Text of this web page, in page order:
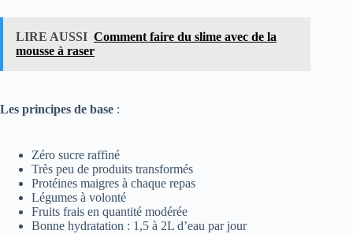
LIRE AUSSI Comment faire du slime avec de la
mousse à raser
Les principes de base :
Zéro sucre raffiné
Très peu de produits transformés
Protéines maigres à chaque repas
Légumes à volonté
Fruits frais en quantité modérée
Bonne hydratation : 1,5 à 2L d’eau par jour